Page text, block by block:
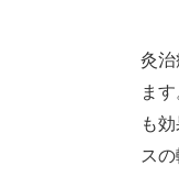
灸
ま
も
ス